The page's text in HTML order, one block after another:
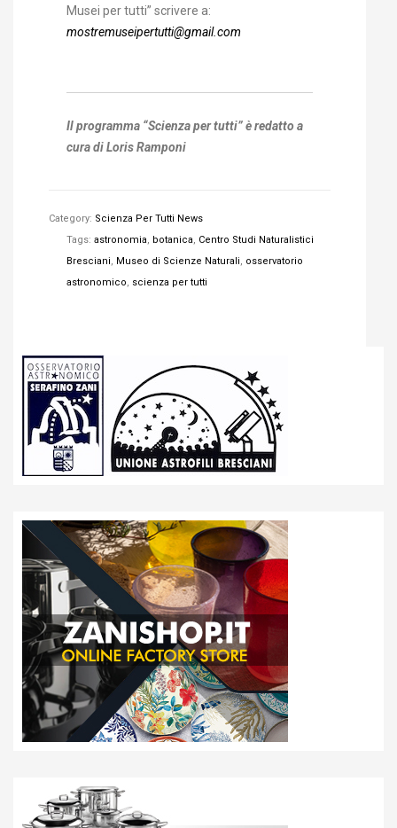
Musei per tutti” scrivere a:
mostremuseipertutti@gmail.com
Il programma “Scienza per tutti” è redatto a
cura di Loris Ramponi
Category: Scienza Per Tutti News
Tags: astronomia, botanica, Centro Studi Naturalistici
Bresciani, Museo di Scienze Naturali, osservatorio
astronomico, scienza per tutti